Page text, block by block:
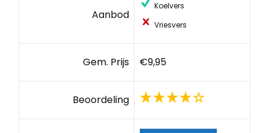
Aanbod
Koelvers
Vriesvers
Gem. Prijs €9,95
Beoordeling